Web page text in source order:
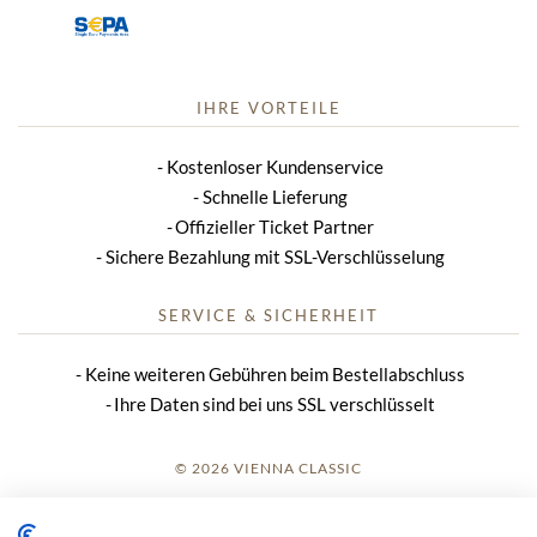
IHRE VORTEILE
Kostenloser Kundenservice
Schnelle Lieferung
Offizieller Ticket Partner
Sichere Bezahlung mit SSL-Verschlüsselung
SERVICE & SICHERHEIT
Keine weiteren Gebühren beim Bestellabschluss
Ihre Daten sind bei uns SSL verschlüsselt
© 2026 VIENNA CLASSIC